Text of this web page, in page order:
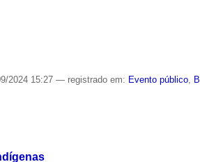
2024 15:27— registrado em: Evento público